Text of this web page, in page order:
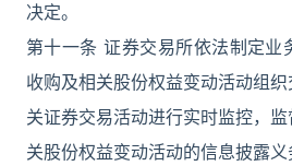
决定。
第十一条 证券交易所依法制定业
收购及相关股份权益变动活动组
关证券交易活动进行实时监控，
关股份权益变动活动的信息披露